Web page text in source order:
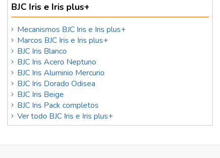
BJC Iris e Iris plus+
Mecanismos BJC Iris e Iris plus+
Marcos BJC Iris e Iris plus+
BJC Iris Blanco
BJC Iris Acero Neptuno
BJC Iris Aluminio Mercurio
BJC Iris Dorado Odisea
BJC Iris Beige
BJC Iris Pack completos
Ver todo BJC Iris e Iris plus+